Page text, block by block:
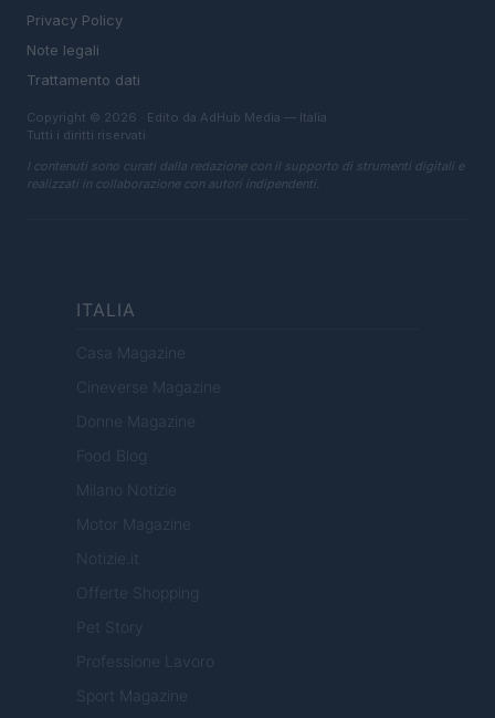
Privacy Policy
Note legali
Trattamento dati
Copyright © 2026 · Edito da AdHub Media — Italia
Tutti i diritti riservati
I contenuti sono curati dalla redazione con il supporto di strumenti digitali e
realizzati in collaborazione con autori indipendenti.
ITALIA
Casa Magazine
Cineverse Magazine
Donne Magazine
Food Blog
Milano Notizie
Motor Magazine
Notizie.it
Offerte Shopping
Pet Story
Professione Lavoro
Sport Magazine